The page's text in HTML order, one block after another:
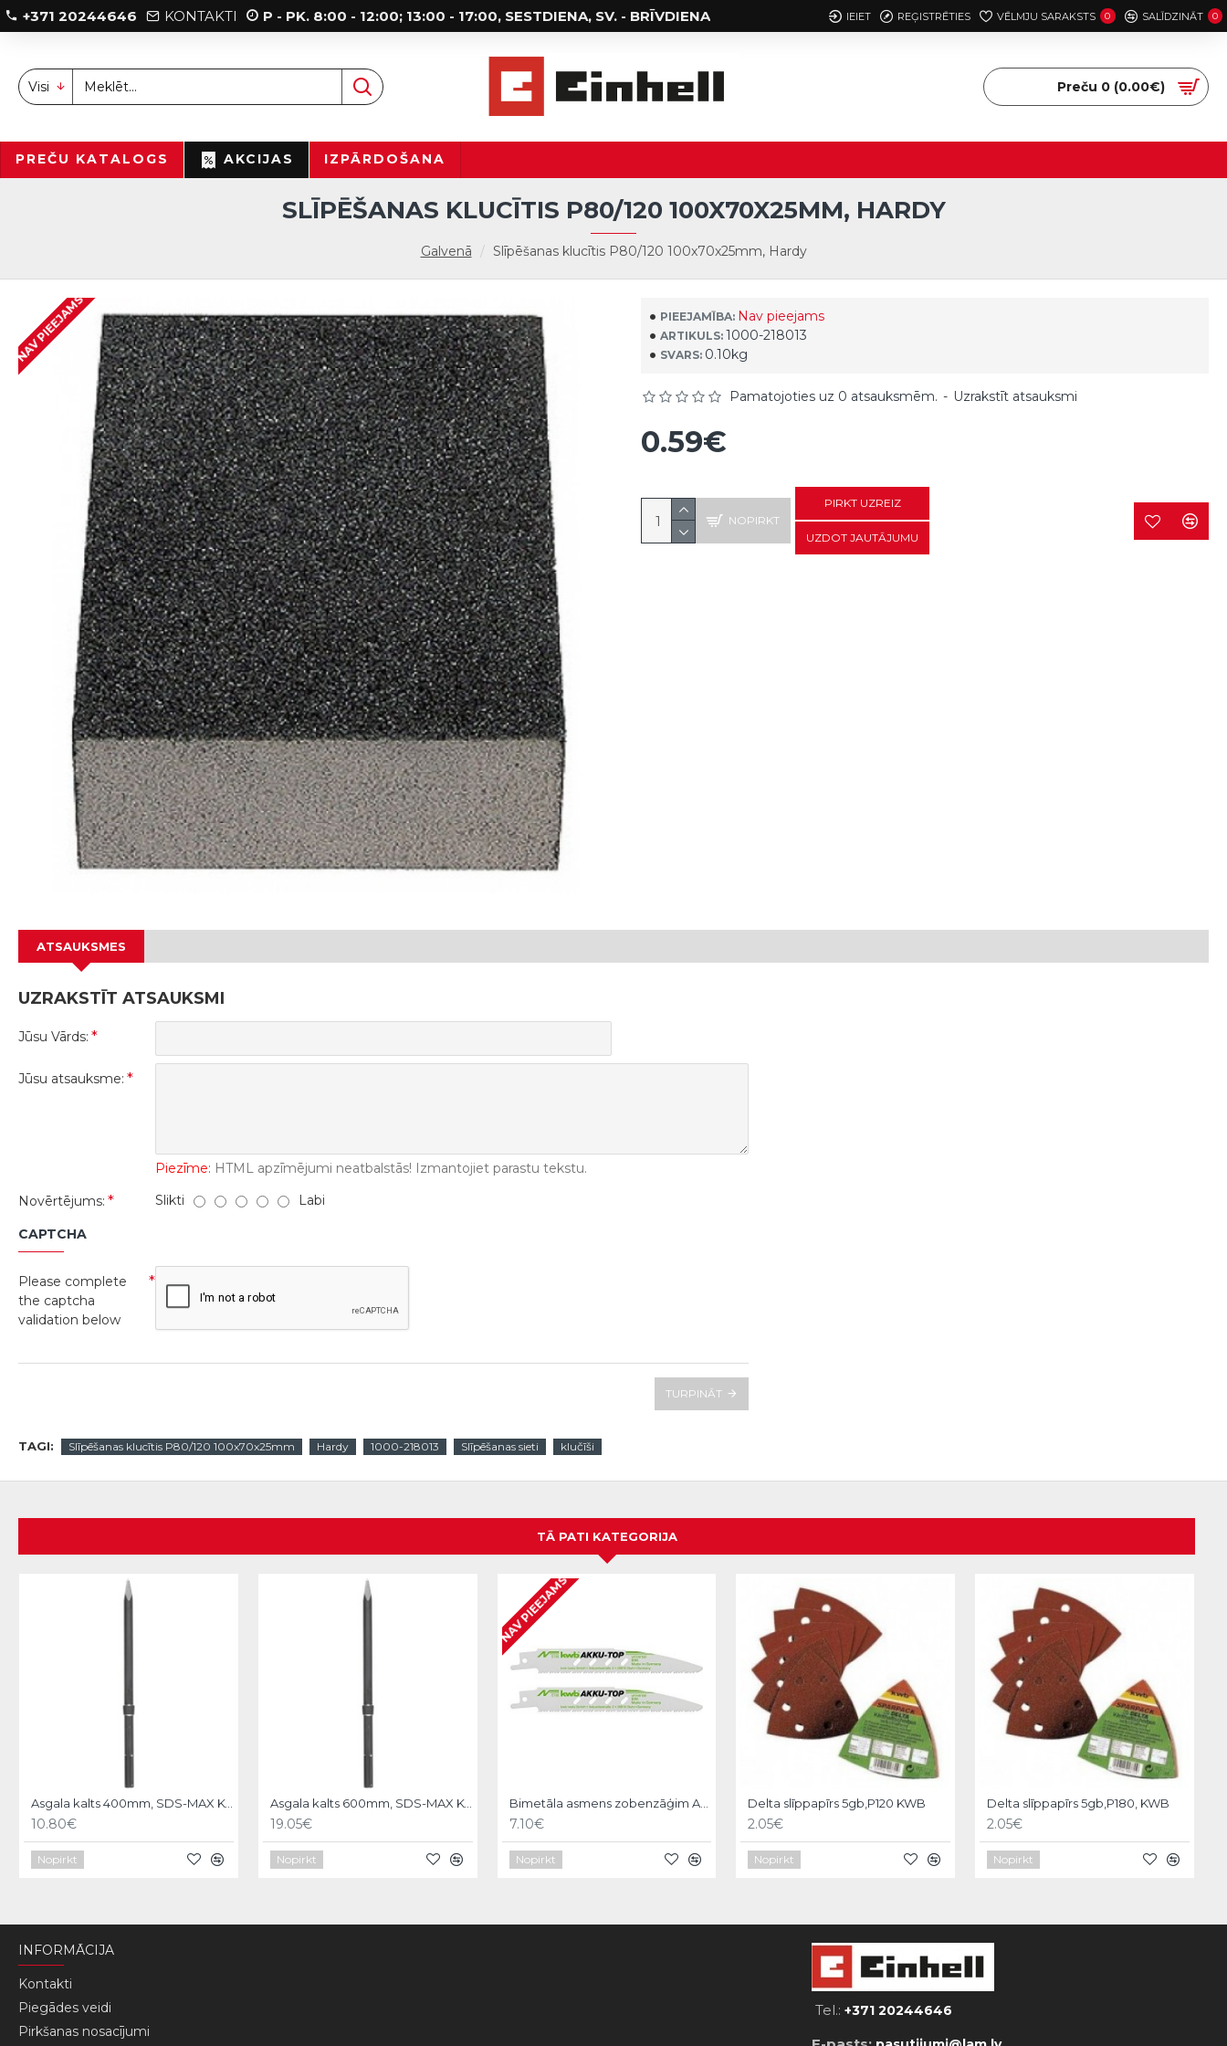
+371 20244646 KONTAKTI P - PK. 8:00 - 12:00; 13:00 - 17:00, SESTDIENA, SV. - BRĪVDIENA IEIET REĢISTRĒTIES VĒLMJU SARAKSTS 0 SALĪDZINĀT 0
Visi Preču 0 (0.00€)
PREČU KATALOGS AKCIJAS IZPĀRDOŠANA
Galvenā Slīpēšanas klucītis P80/120 100x70x25mm, Hardy
SLĪPĒŠANAS KLUCĪTIS P80/120 100X70X25MM, HARDY
NAV PIEEJAMS PIEEJAMĪBA: Nav pieejams
ARTIKULS: 1000-218013
SVARS: 0.10kg
Pamatojoties uz 0 atsauksmēm. - Uzrakstīt atsauksmi
0.59€
NOPIRKT
PIRKT UZREIZ
UZDOT JAUTĀJUMU
ATSAUKSMES
UZRAKSTĪT ATSAUKSMI
Jūsu Vārds:
Jūsu atsauksme:
Piezīme: HTML apzīmējumi neatbalstās! Izmantojiet parastu tekstu.
Novērtējums:
Slikti Labi
CAPTCHA
Please complete
the captcha
validation below
TURPINĀT
TAGI: Slīpēšanas klucītis P80/120 100x70x25mm Hardy 1000-218013 Slīpēšanas sieti klučīši
TĀ PATI KATEGORIJA
Asgala kalts 400mm, SDS-MAX KWB
10.80€
Nopirkt
Asgala kalts 600mm, SDS-MAX KWB
19.05€
Nopirkt
NAV PIEEJAMS
Bimetāla asmens zobenzāģim AKKU-TOP,150/130mm,2gb, KWB
7.10€
Nopirkt
Delta slīppapīrs 5gb,P120 KWB
2.05€
Nopirkt
Delta slīppapīrs 5gb,P180, KWB
2.05€
Nopirkt
INFORMĀCIJA
Kontakti
Piegādes veidi
Pirkšanas nosacījumi
Tel.:+371 20244646